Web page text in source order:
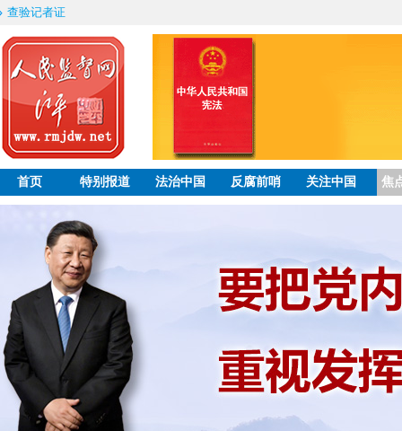
查验记者证
首页 特别报道 法治中国 反腐前哨 关注中国 焦